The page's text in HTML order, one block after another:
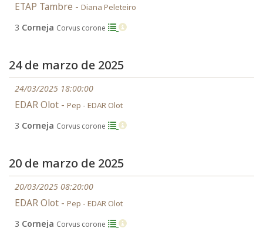
ETAP Tambre - Diana Peleteiro
3 Corneja Corvus corone
24 de marzo de 2025
24/03/2025 18:00:00
EDAR Olot - Pep - EDAR Olot
3 Corneja Corvus corone
20 de marzo de 2025
20/03/2025 08:20:00
EDAR Olot - Pep - EDAR Olot
3 Corneja Corvus corone